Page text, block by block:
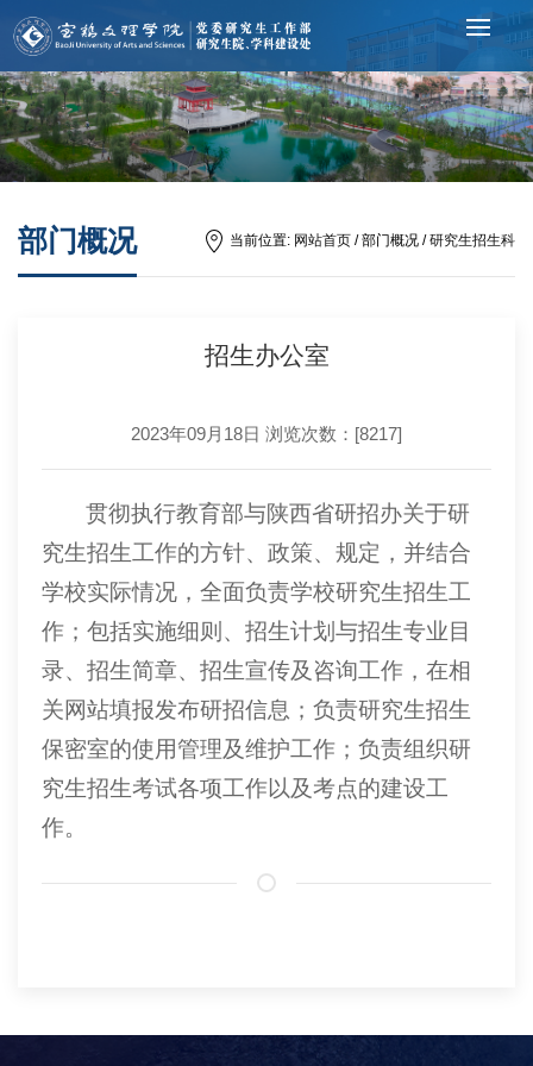
部门概况 当前位置: 网站首页 / 部门概况 /研究生招生科
招生办公室
2023年09月18日 浏览次数：[8217]
贯彻执行教育部与陕西省研招办关于研
究生招生工作的方针、政策、规定，并结合
学校实际情况，全面负责学校研究生招生工
作；包括实施细则、招生计划与招生专业目
录、招生简章、招生宣传及咨询工作，在相
关网站填报发布研招信息；负责研究生招生
保密室的使用管理及维护工作；负责组织研
究生招生考试各项工作以及考点的建设工
作。